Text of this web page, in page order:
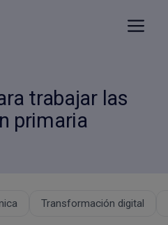
trabajar las
primaria
Transformación digital